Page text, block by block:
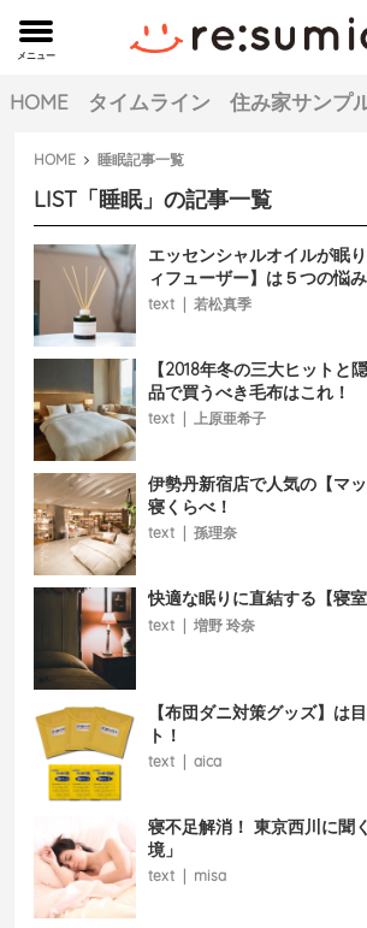
メニュー
MENU
HOME タイムライン 住み家サンプ
HOME 睡眠記事一覧
LIST 「睡眠」の記事一覧
エッセンシャルオイルが眠
ィフューザー】は５つの悩
text 若松真季
【2018年冬の三大ヒットと
品で買うべき毛布はこれ！
text 上原亜希子
伊勢丹新宿店で人気の【マ
寝くらべ！
text 孫理奈
快適な眠りに直結する【寝
text | 増野 玲奈
【布団ダニ対策グッズ】は
ト！
text aica
寝不足解消！ 東京西川に聞
境」
text misa